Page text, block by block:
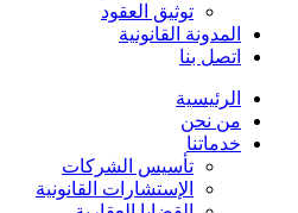
توثيق العقود
المدونة القانونية
اتصل بنا
الرئيسية
من نحن
خدماتنا
تأسيس الشركات
الإستشارات القانونية